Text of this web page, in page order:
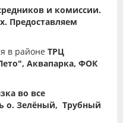
и комиссии.
Предоставляем
в районе ТРЦ
Аквапарка, ФОК
во все
о. Зелёный, Трубный